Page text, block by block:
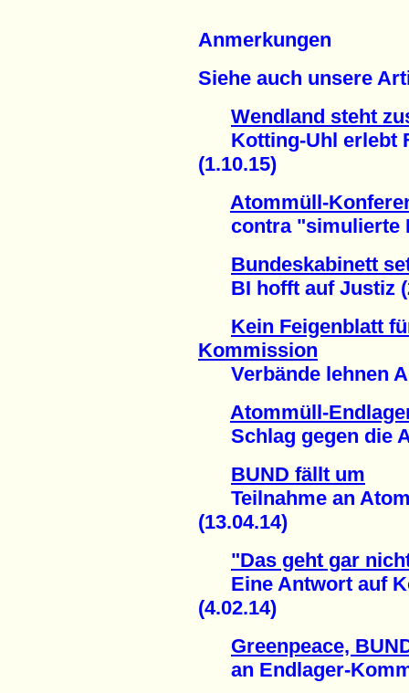
Anmerkungen
Siehe auch unsere
Wendland steht
Kotting-Uhl erlebt
(1.10.15)
Atommüll-
contra "simulierte
Bundeskabinett
BI hofft auf Justiz
Kein Feigenblatt
Kommission
Verbände lehnen
Atommüll-
Schlag gegen die
BUND fällt um
Teilnahme an
(13.04.14)
"Das geht gar
Eine Antwort auf
(4.02.14)
Greenpeace,
an Endlager-